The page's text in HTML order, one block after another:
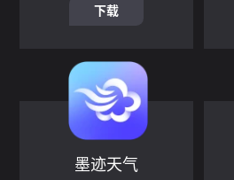
下载
墨迹天气